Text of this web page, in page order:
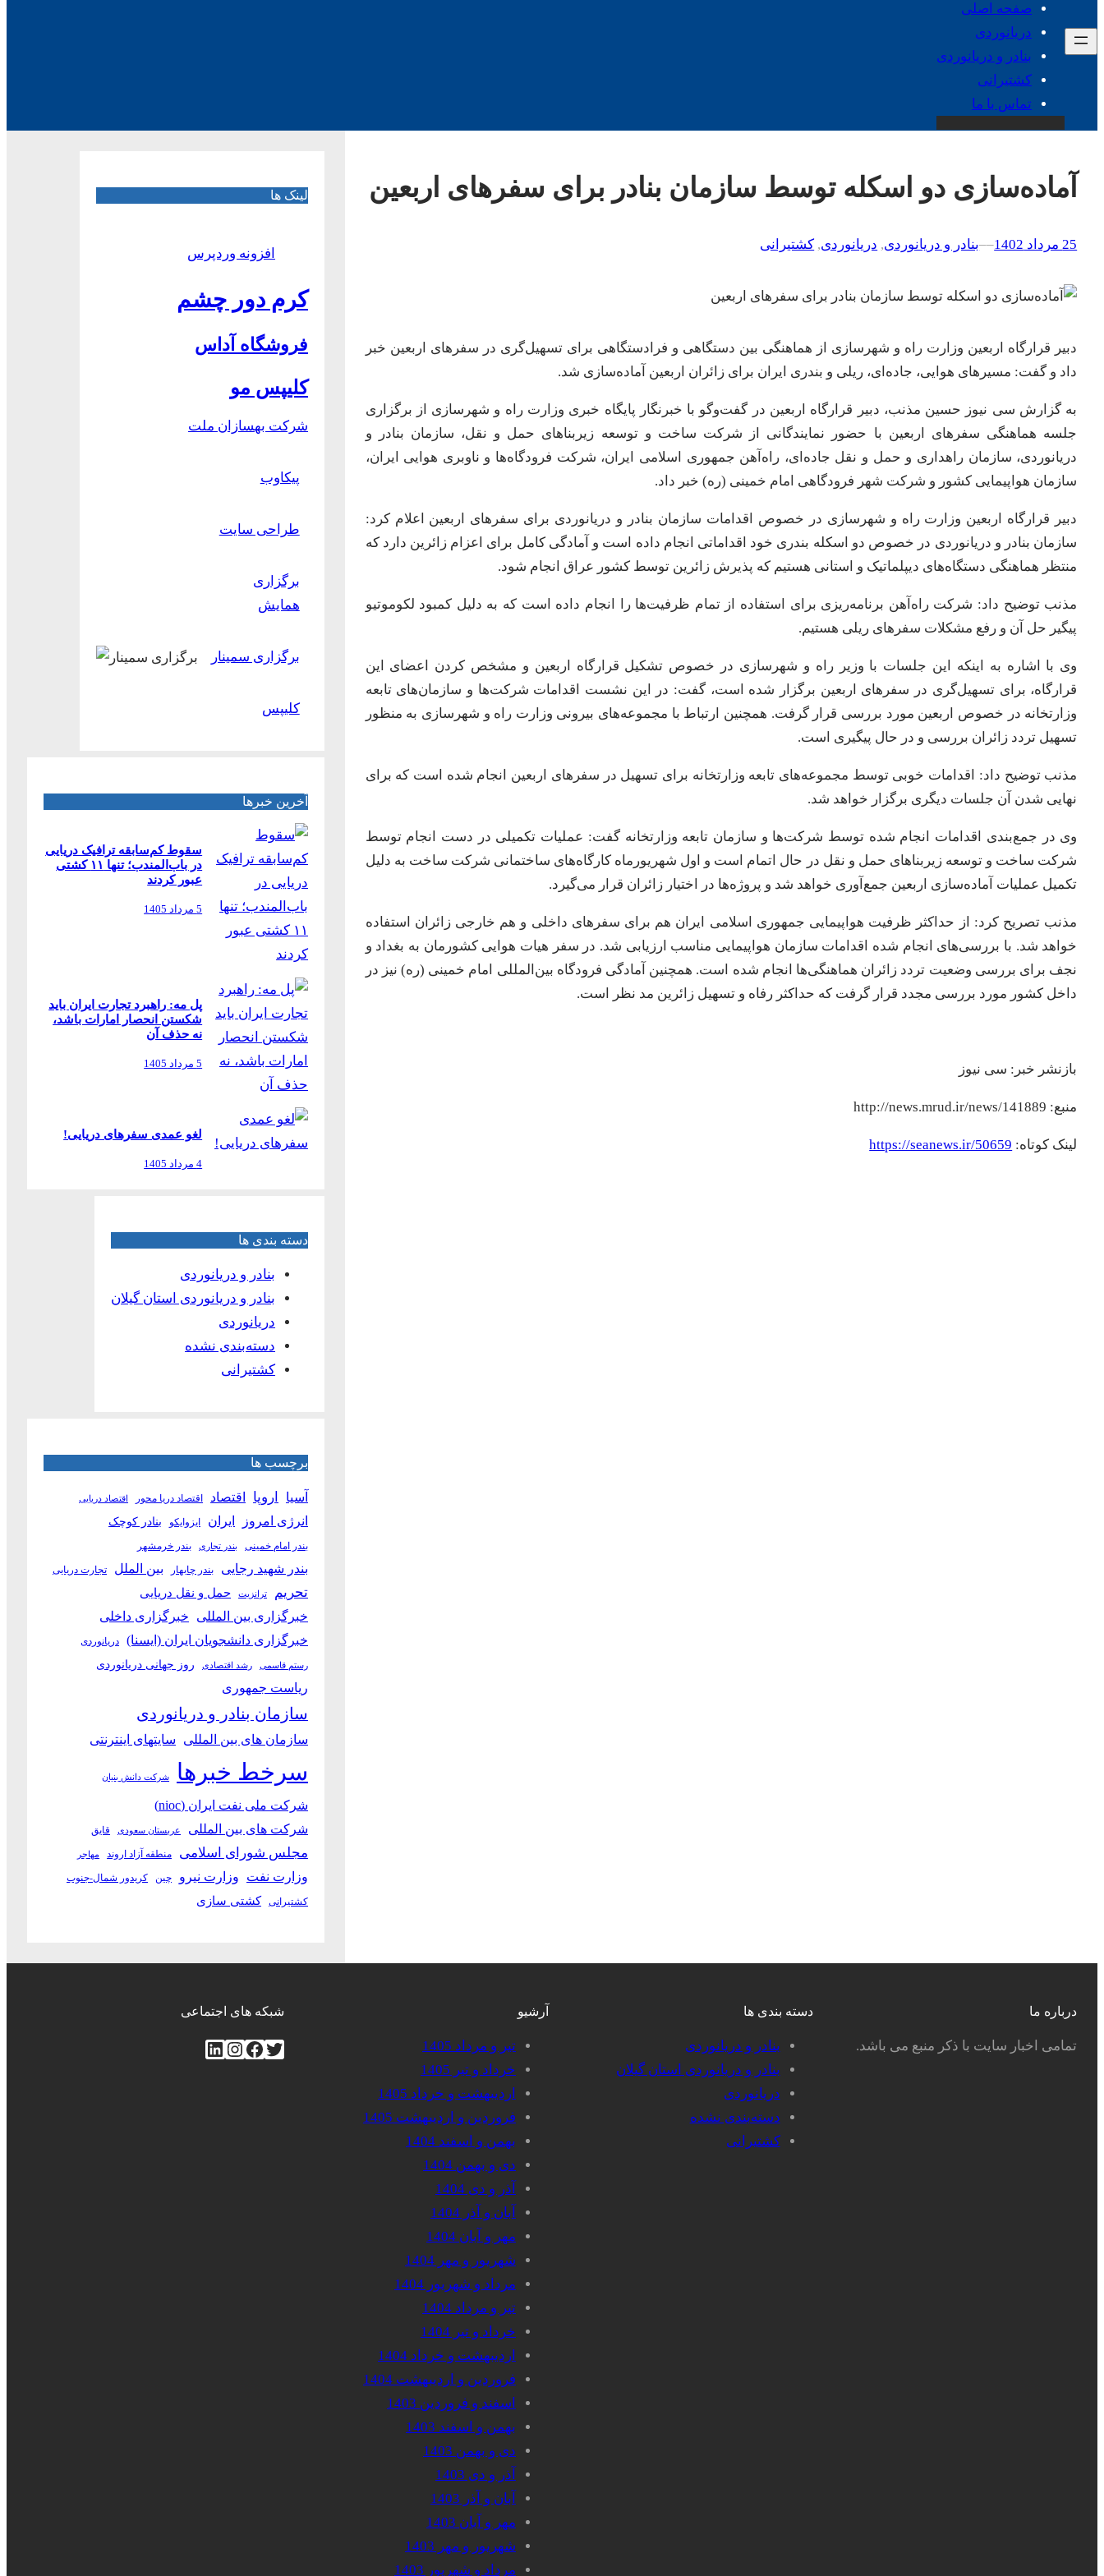
صفحه اصلی
دریانوردی
بنادر و دریانوردی
کشتیرانی
تماس با ما
آماده‌سازی دو اسکله توسط سازمان بنادر برای سفرهای اربعین
25 مرداد 1402 –
–بنادر و دریانوردی, دریانوردی, کشتیرانی
دبیر قرارگاه اربعین وزارت راه و شهرسازی از هماهنگی بین دستگاهی و فرادستگاهی برای تسهیل‌گری در سفرهای اربعین خبر
داد و گفت: مسیرهای هوایی، جاده‌ای، ریلی و بندری ایران برای زائران اربعین آماده‌سازی شد.
به گزارش سی نیوز حسین مذنب، دبیر قرارگاه اربعین در گفت‌وگو با خبرنگار پایگاه خبری وزارت راه و شهرسازی از برگزاری
جلسه هماهنگی سفرهای اربعین با حضور نمایندگانی از شرکت ساخت و توسعه زیربناهای حمل و نقل، سازمان بنادر و
دریانوردی، سازمان راهداری و حمل و نقل جاده‌ای، راه‌آهن جمهوری اسلامی ایران، شرکت فرودگاه‌ها و ناوبری هوایی ایران،
سازمان هواپیمایی کشور و شرکت شهر فرودگاهی امام خمینی (ره) خبر داد.
دبیر قرارگاه اربعین وزارت راه و شهرسازی در خصوص اقدامات سازمان بنادر و دریانوردی برای سفرهای اربعین اعلام کرد:
سازمان بنادر و دریانوردی در خصوص دو اسکله بندری خود اقداماتی انجام داده است و آمادگی کامل برای اعزام زائرین دارد که
منتظر هماهنگی دستگاه‌های دیپلماتیک و استانی هستیم که پذیرش زائرین توسط کشور عراق انجام شود.
مذنب توضیح داد: شرکت راه‌آهن برنامه‌ریزی برای استفاده از تمام ظرفیت‌ها را انجام داده است که به دلیل کمبود لکوموتیو
پیگیر حل آن و رفع مشکلات سفرهای ریلی هستیم.
وی با اشاره به اینکه این جلسات با وزیر راه و شهرسازی در خصوص تشکیل قرارگاه اربعین و مشخص کردن اعضای این
قرارگاه، برای تسهیل‌گری در سفرهای اربعین برگزار شده است، گفت: در این نشست اقدامات شرکت‌ها و سازمان‌های تابعه
وزارتخانه در خصوص اربعین مورد بررسی قرار گرفت. همچنین ارتباط با مجموعه‌های بیرونی وزارت راه و شهرسازی به منظور
تسهیل تردد زائران بررسی و در حال پیگیری است.
مذنب توضیح داد: اقدامات خوبی توسط مجموعه‌های تابعه وزارتخانه برای تسهیل در سفرهای اربعین انجام شده است که برای
نهایی شدن آن جلسات دیگری برگزار خواهد شد.
وی در جمع‌بندی اقدامات انجام شده توسط شرکت‌ها و سازمان تابعه وزارتخانه گفت: عملیات تکمیلی در دست انجام توسط
شرکت ساخت و توسعه زیربناهای حمل و نقل در حال اتمام است و اول شهریورماه کارگاه‌های ساختمانی شرکت ساخت به دلیل
تکمیل عملیات آماده‌سازی اربعین جمع‌آوری خواهد شد و پروژه‌ها در اختیار زائران قرار می‌گیرد.
مذنب تصریح کرد: از حداکثر ظرفیت هواپیمایی جمهوری اسلامی ایران هم برای سفرهای داخلی و هم خارجی زائران استفاده
خواهد شد. با بررسی‌های انجام شده اقدامات سازمان هواپیمایی مناسب ارزیابی شد. در سفر هیات هوایی کشورمان به بغداد و
نجف برای بررسی وضعیت تردد زائران هماهنگی‌ها انجام شده است. همچنین آمادگی فرودگاه بین‌المللی امام خمینی (ره) نیز در
داخل کشور مورد بررسی مجدد قرار گرفت که حداکثر رفاه و تسهیل زائرین مد نظر است.
بازنشر خبر: سی نیوز
منبع: http://news.mrud.ir/news/141889
لینک کوتاه: https://seanews.ir/50659
لینک ها
افزونه وردپرس
کرم دور چشم
فروشگاه آداس
کلیپس مو
شرکت بهسازان ملت
پیکاوب
طراحی سایت
برگزاری
همایش
برگزاری سمینار
کلیپس
آخرین خبرها
سقوط کم‌سابقه ترافیک دریایی
در باب‌المندب؛ تنها ۱۱ کشتی
عبور کردند
5 مرداد 1405
پل مه: راهبرد تجارت ایران باید
شکستن انحصار امارات باشد،
نه حذف آن
5 مرداد 1405
لغو عمدی سفرهای دریایی!
4 مرداد 1405
دسته بندی ها
بنادر و دریانوردی
بنادر و دریانوردی استان گیلان
دریانوردی
دسته‌بندی نشده
کشتیرانی
برچسب ها
آسیا اروپا اقتصاد اقتصاد دریا محور اقتصاد دریایی
انرژی امروز ایران ایزوایکو بنادر کوچک
بندر امام خمینی بندر تجاری بندر خرمشهر
بندر شهید رجایی بندر چابهار بین الملل تجارت دریایی
تحریم ترانزیت حمل و نقل دریایی
خبرگزاری بین المللی خبرگزاری داخلی
خبرگزاری دانشجویان ایران (ایسنا)
دریانوردی
رستم قاسمی رشد اقتصادی روز جهانی دریانوردی
ریاست جمهوری
سازمان بنادر و دریانوردی
سازمان های بین المللی سایتهای اینترنتی
سرخط خبرها شرکت دانش بنیان
شرکت ملی نفت ایران (nioc)
شرکت های بین المللی
عربستان سعودی قایق
مجلس شورای اسلامی منطقه آزاد اروند مهاجر
وزارت نفت وزارت نیرو چین کریدور شمال-جنوب
کشتیرانی کشتی سازی
درباره ما
تمامی اخبار سایت با ذکر منبع می باشد.
دسته بندی ها
بنادر و دریانوردی
بنادر و دریانوردی استان گیلان
دریانوردی
دسته‌بندی نشده
کشتیرانی
آرشیو
تیر و مرداد 1405
خرداد و تیر 1405
اردیبهشت و خرداد 1405
فروردین و اردیبهشت 1405
بهمن و اسفند 1404
دی و بهمن 1404
آذر و دی 1404
آبان و آذر 1404
مهر و آبان 1404
شهریور و مهر 1404
مرداد و شهریور 1404
تیر و مرداد 1404
خرداد و تیر 1404
اردیبهشت و خرداد 1404
فروردین و اردیبهشت 1404
اسفند و فروردین 1403
بهمن و اسفند 1403
دی و بهمن 1403
آذر و دی 1403
آبان و آذر 1403
مهر و آبان 1403
شهریور و مهر 1403
مرداد و شهریور 1403
شبکه های اجتماعی
توییتر فیس‌بوکاینستاگرم لینکداین